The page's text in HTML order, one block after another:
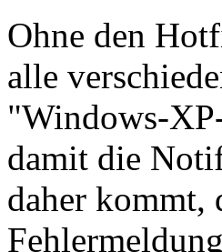
Ohne den
alle
"Windows-
damit die
daher kommt,